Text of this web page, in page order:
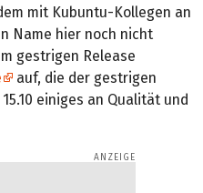
mit Kubuntu-Kollegen an
Name hier noch nicht
gestrigen Release
auf, die der gestrigen
einiges an Qualität und